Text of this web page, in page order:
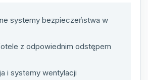
systemy bezpieczeństwa w
z odpowiednim odstępem
i systemy wentylacji